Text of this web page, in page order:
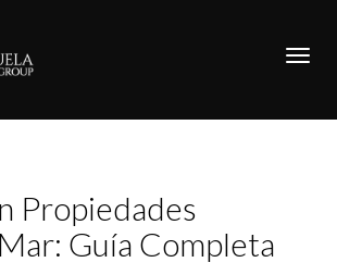
Propiedades
Guía Completa